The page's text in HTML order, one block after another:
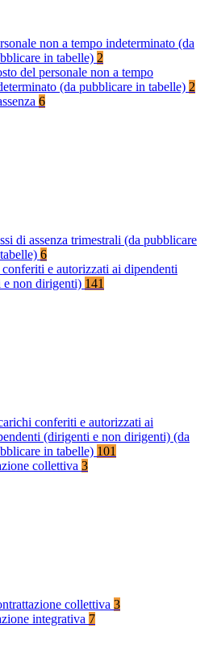
non a tempo indeterminato (da
in tabelle) 2
del personale non a tempo
(da pubblicare in tabelle) 2
6
di assenza trimestrali (da pubblicare
6
e autorizzati ai dipendenti
e non dirigenti) 141
conferiti e autorizzati ai
(dirigenti e non dirigenti) (da
in tabelle) 101
collettiva 3
collettiva 3
integrativa 7